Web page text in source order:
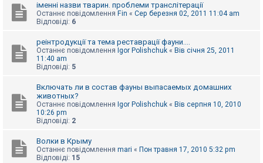
іменні назви тварин. проблеми транслітерації
Останнє повідомлення Fin « Сер березня 02, 2011 11:04 am
Відповіді: 6
реінтродукції та тема реставрації фауни....
Останнє повідомлення Igor Polishchuk « Вів січня 25, 2011
11:40 am
Відповіді: 5
Включать ли в состав фауны выпасаемых домашних
животных?
Останнє повідомлення Igor Polishchuk « Вів серпня 10, 2010
10:26 pm
Відповіді: 2
Волки в Крыму
Останнє повідомлення mari « Пон травня 17, 2010 5:32 pm
Відповіді: 15